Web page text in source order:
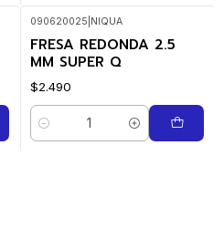
090620025 NIQUA
FRESA REDONDA 2.5
MM SUPER Q
$2.490
Cantidad